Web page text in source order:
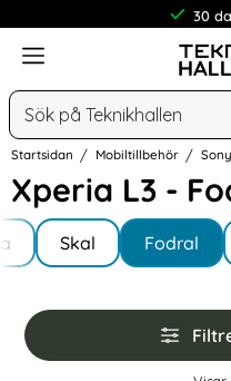
30
Meny
Sök
Startsidan Mobiltillbehör Sony
Xperia L3 -
Hoppa
till
produkter
Underkategorier
Skal Fodral
Hoppa
över
filtersektionen